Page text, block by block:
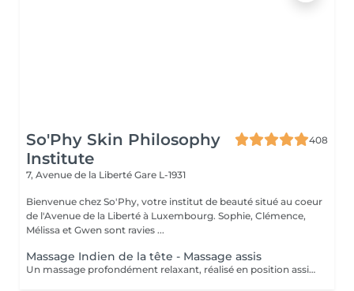
So'Phy Skin Philosophy
Institute
408
7, Avenue de la Liberté Gare L-1931
Bienvenue chez So'Phy, votre institut de beauté situé au coeur
de l'Avenue de la Liberté à Luxembourg. Sophie, Clémence,
Mélissa et Gwen sont ravies ...
Massage Indien de la tête - Massage assis
Un massage profondément relaxant, réalisé en position assise, idéal pour relâcher rapidement les tensions accumulées. Inspiré des techniques ayurvédiques, ce soin agit sur le haut du dos, les épaules, la nuque et le cuir chevelu afin de libérer les tensions musculaires et apaiser le système nerveux. Grâce à des manuvres ciblées, il procure une sensation immédiate de légèreté, favorise la détente mentale et améliore la qualité du repos. Un soin idéal pour s'offrir une pause rapide et efficace, relâcher la pression et retrouver une sensation de calme et d'équilibre.